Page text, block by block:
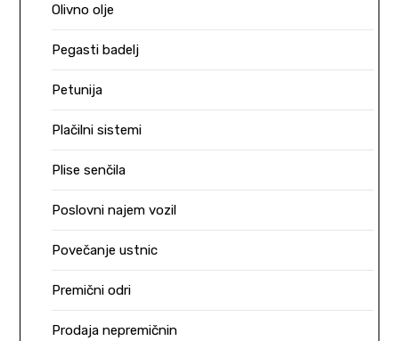
Olivno olje
Pegasti badelj
Petunija
Plačilni sistemi
Plise senčila
Poslovni najem vozil
Povečanje ustnic
Premični odri
Prodaja nepremičnin